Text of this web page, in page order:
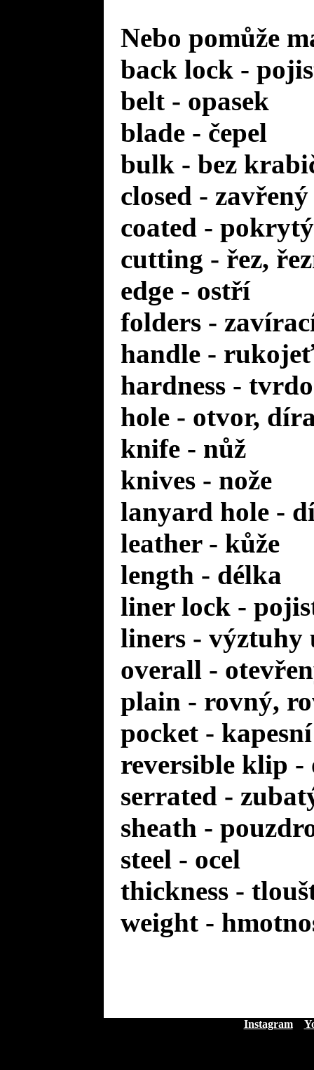
Nebo pomůže
back lock -
belt - opasek
blade - čepel
bulk - bez
closed - zavřený
coated -
cutting - řez,
edge - ostří
folders -
handle -
hardness -
hole - otvor,
knife - nůž
knives - nože
lanyard hole -
leather - kůže
length - délka
liner lock -
liners -
overall -
plain - rovný,
pocket - kapesní
reversible klip
serrated -
sheath -
steel - ocel
thickness -
weight -
Instagram